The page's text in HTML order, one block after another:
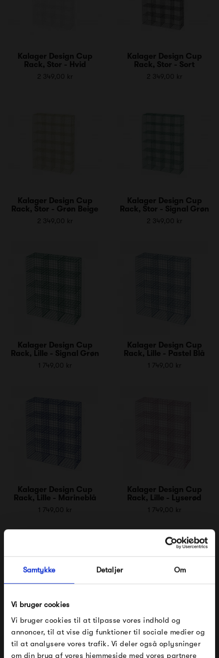
Samtykke Detaljer Om
Vi bruger cookies
Vi bruger cookies til at tilpasse vores indhold og
annoncer, til at vise dig funktioner til sociale medier og
til at analysere vores trafik. Vi deler også oplysninger
om din brug af vores hjemmeside med vores partnere
Kalager Design Cup
Rack, Stor - Hvid
2 349,00 kr
Kalager Design Cup
Rack, Stor - Sort
2 349,00 kr
Kalager Design Cup
Rack, Stor - Grøn Beige
2 349,00 kr
Kalager Design Cup
Rack, Stor - Signal Grøn
2 349,00 kr
Kalager Design Cup
Rack, Lille - Signal Grøn
1 749,00 kr
Kalager Design Cup
Rack, Lille - Pastel Blå
1 749,00 kr
Kalager Design Cup
Rack, Lille - Marineblå
1 749,00 kr
Kalager Design Cup
Rack, Lille - Lyserød
1 749,00 kr
Kalager Design Cup
Rack, Lille - Hvid
1 749,00 kr
Kalager Design Cup
Rack, Lille - Sort
1 749,00 kr